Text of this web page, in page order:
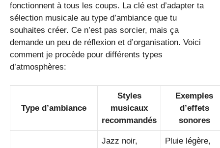
fonctionnent à tous les coups. La clé est d’adapter ta
sélection musicale au type d’ambiance que tu
souhaites créer. Ce n’est pas sorcier, mais ça
demande un peu de réflexion et d’organisation. Voici
comment je procède pour différents types
d’atmosphères:
Type d’ambiance
Styles
musicaux
recommandés
Exemples
d’effets
sonores
Jazz noir,
Pluie légère,